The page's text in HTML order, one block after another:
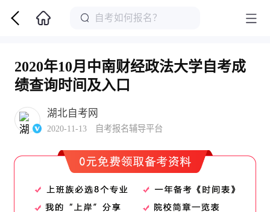
2020年10月中南财经政法大学自考成
绩查询时间及入口
湖北自考网
2020-11-13 自考报名辅导平台